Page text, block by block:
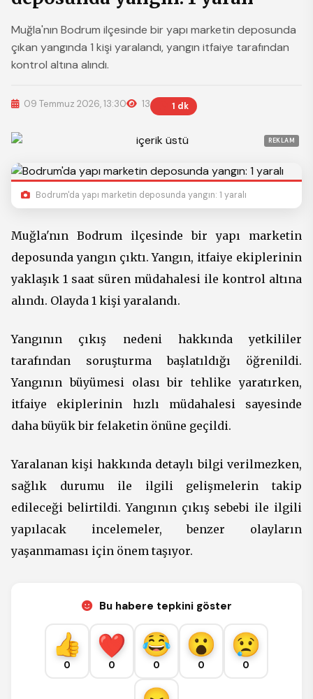
Muğla'nın Bodrum ilçesinde bir yapı marketin deposunda
çıkan yangında 1 kişi yaralandı, yangın itfaiye tarafından
kontrol altına alındı.
09 Temmuz 2026, 13:30 13 1 dk
REKLAM
Bodrum'da yapı marketin deposunda yangın: 1 yaralı
Muğla'nın Bodrum ilçesinde bir yapı marketin
deposunda yangın çıktı. Yangın, itfaiye ekiplerinin
yaklaşık 1 saat süren müdahalesi ile kontrol altına
alındı. Olayda 1 kişi yaralandı.
Yangının çıkış nedeni hakkında yetkililer
tarafından soruşturma başlatıldığı öğrenildi.
Yangının büyümesi olası bir tehlike yaratırken,
itfaiye ekiplerinin hızlı müdahalesi sayesinde
daha büyük bir felaketin önüne geçildi.
Yaralanan kişi hakkında detaylı bilgi verilmezken,
sağlık durumu ile ilgili gelişmelerin takip
edileceği belirtildi. Yangının çıkış sebebi ile ilgili
yapılacak incelemeler, benzer olayların
yaşanmaması için önem taşıyor.
Bu habere tepkini göster
0 0 0 0 0